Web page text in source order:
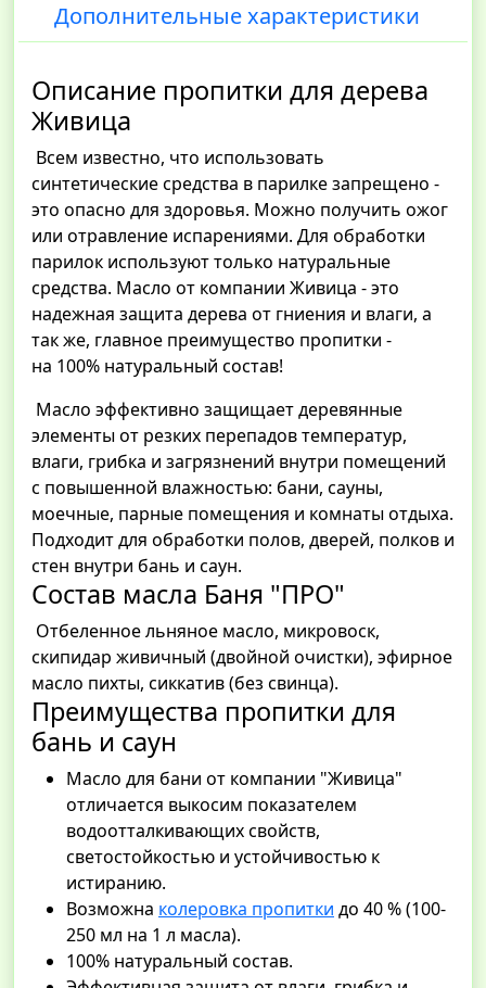
Дополнительные характеристики
Описание пропитки для дерева
Живица
Всем известно, что использовать
синтетические средства в парилке запрещено -
это опасно для здоровья. Можно получить ожог
или отравление испарениями. Для обработки
парилок используют только натуральные
средства. Масло от компании Живица - это
надежная защита дерева от гниения и влаги, а
так же, главное преимущество пропитки -
на 100% натуральный состав!
Масло эффективно защищает деревянные
элементы от резких перепадов температур,
влаги, грибка и загрязнений внутри помещений
с повышенной влажностью: бани, сауны,
моечные, парные помещения и комнаты отдыха.
Подходит для обработки полов, дверей, полков и
стен внутри бань и саун.
Состав масла Баня "ПРО"
Отбеленное льняное масло, микровоск,
скипидар живичный (двойной очистки), эфирное
масло пихты, сиккатив (без свинца).
Преимущества пропитки для
бань и саун
Масло для бани от компании "Живица"
отличается выкосим показателем
водоотталкивающих свойств,
светостойкостью и устойчивостью к
истиранию.
Возможна колеровка пропитки до 40 % (100-
250 мл на 1 л масла).
100% натуральный состав.